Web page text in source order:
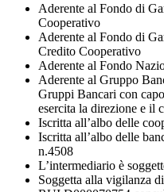
Aderente al Fondo di
Cooperativo
Aderente al Fondo di
Credito Cooperativo
Aderente al Fondo
Aderente al Gruppo
Gruppi Bancari con
esercita la direzione e il
Iscritta all’albo delle
Iscritta all’albo delle
n.4508
L’intermediario è
Soggetta alla vigilanza